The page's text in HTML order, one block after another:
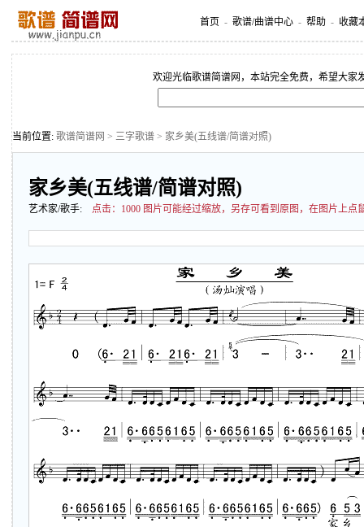
首页 - 歌谱/曲谱中心 - 帮助 - 收藏
欢迎光临歌谱简谱网，本站完全免费，希望大家
当前位置: 歌谱简谱网 > 三字歌谱 > 家乡美(五线谱/简谱对照)
家乡美(五线谱/简谱对照)
艺术家/歌手: 点击： 1000 图片可能经过缩放，另存可看到原图，在图片上